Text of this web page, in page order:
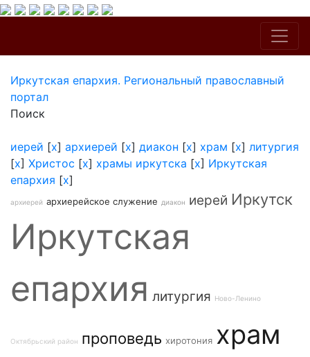
Иркутская епархия. Региональный православный
портал
Поиск
иерей [x] архиерей [x] диакон [x] храм [x] литургия
[x] Христос [x] храмы иркутска [x] Иркутская
епархия [x]
архиерей архиерейское служение диакон иерей Иркутск
Иркутская
епархия литургия Ново-Ленино
Октябрьский район проповедь хиротония храм